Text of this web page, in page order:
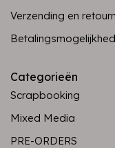
Verzending en
Categorieën
Scrapbooking
Mixed Media
PRE-ORDERS